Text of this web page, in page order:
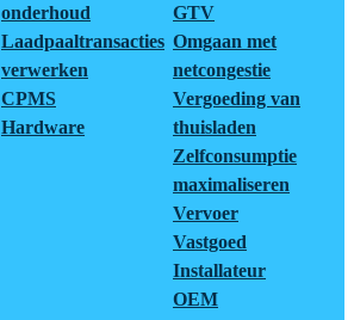
onderhoud
Laadpaaltransacties
verwerken
CPMS
Hardware
GTV
Omgaan met
netcongestie
Vergoeding van
thuisladen
Zelfconsumptie
maximaliseren
Vervoer
Vastgoed
Installateur
OEM